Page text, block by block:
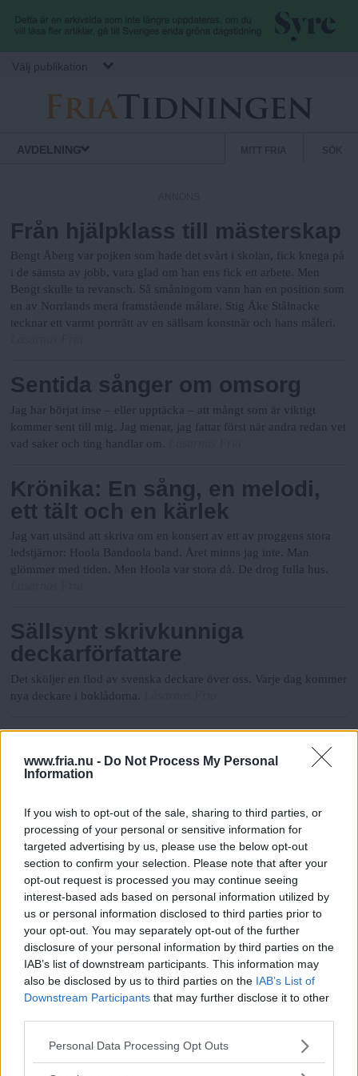
www.fria.nu - Do Not Process My Personal
Information
If you wish to opt-out of the sale, sharing to third parties, or
processing of your personal or sensitive information for
targeted advertising by us, please use the below opt-out
section to confirm your selection. Please note that after your
opt-out request is processed you may continue seeing
interest-based ads based on personal information utilized by
us or personal information disclosed to third parties prior to
your opt-out. You may separately opt-out of the further
disclosure of your personal information by third parties on the
IAB’s list of downstream participants. This information may
also be disclosed by us to third parties on the IAB’s List of
Downstream Participants that may further disclose it to other
Please note that this website/app uses one or more Google
Personal Data Processing Opt Outs
Hoppa till huvudinnehåll
Välj publikation
F
i
a
.
N
u
AVDELNING
n
d
ä
r
m
y
Läs Frias efterträdare!
Syreär Sveriges enda gröna dagstidning som
finns både digitalt och i tryck.
Från hjälpklass till mästerskap
Bengt Åberg var pojken som hade det svårt i skolan, fick knega på
i de sämsta av jobb, vara glad om han ens fick ett arbete. Men
Bengt skulle ta revansch. Så småningom vann han en position som
en av Norrlands mera framstående målare. Stig Åke Stålnacke
tecknar ett varmt porträtt av en sällsam konstnär och hans måleri.
Sentida sånger om omsorg
Jag har börjat inse – eller upptäcka – att mångt som är viktigt
kommer sent till mig. Jag menar, jag fattar först när andra redan vet
vad saker och ting handlar om.
Krönika: En sång, en melodi,
ett tält och en kärlek
Jag vart utsänd att skriva om en konsert av ett av proggens stora
ledstjärnor: Hoola Bandoola band. Året minns jag inte. Man
glömmer med tiden. Men Hoola var stora då. De drog fulla hus.
Sällsynt skrivkunniga
deckarförfattare
Det sköljer en flod av svenska deckare över oss. Varje dag kommer
nya deckare i boklådorna.
särpräglad naivist
Figurativ konst –
det förbjudna
måleriet
Figurationer – Romantik och realism i
norskt samtidsmåleri FÖRFATTARE:
Johan Lundberg & Christopher Rådlund
FÖRLAG: Atlantis Läsarnas Fria
Tösen som sjöng med kniven
mot strupen
BOK: Enkel, vacker, öm. Boken om Monica Zetterlund